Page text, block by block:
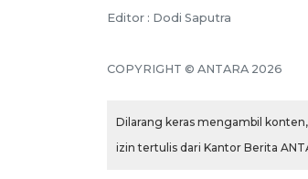
Editor : Dodi Saputra
COPYRIGHT © ANTARA 2026
Dilarang keras mengambil
izin tertulis dari Kantor Berita